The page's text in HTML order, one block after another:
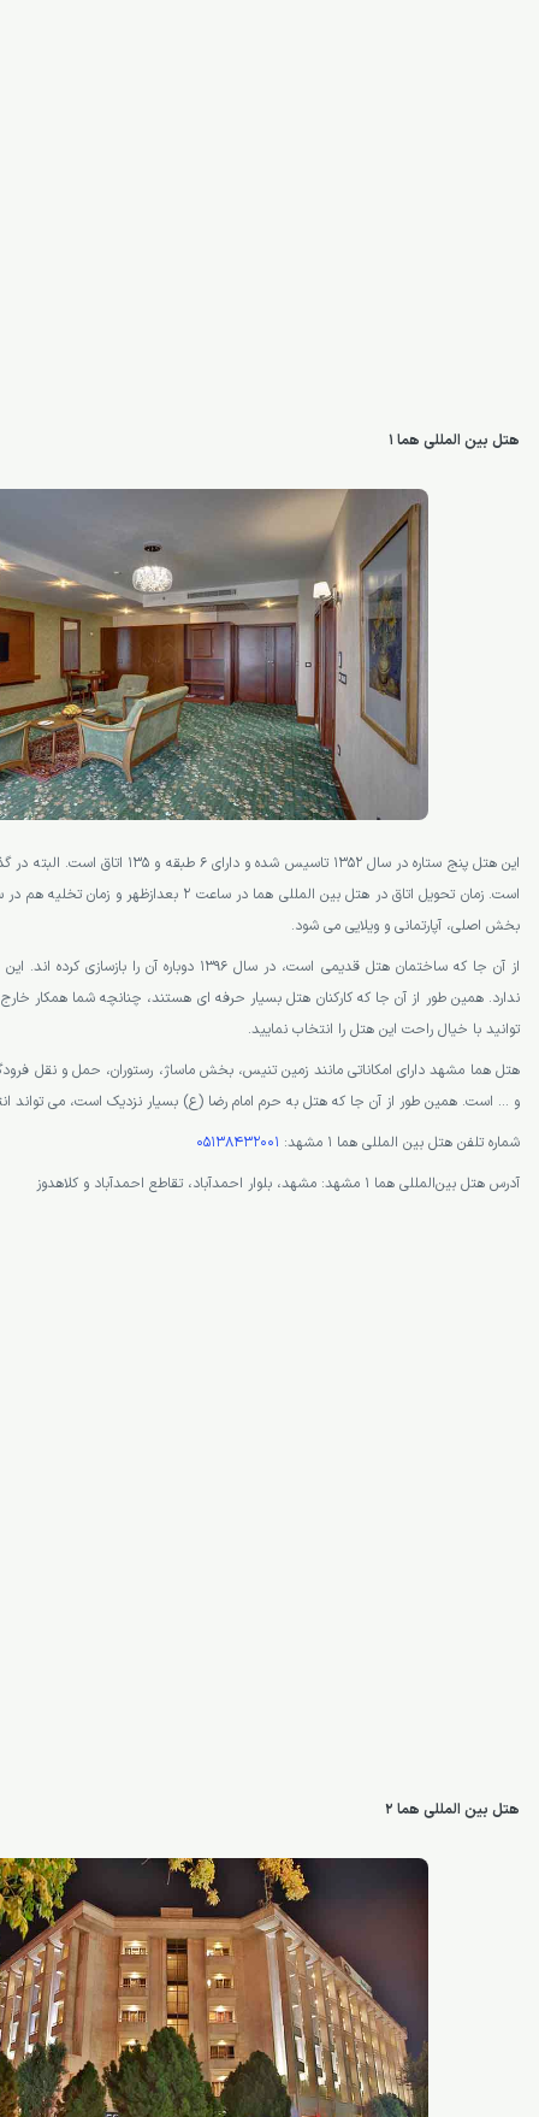
هتل بین المللی هما ۱
این هتل پنج ستاره در سال 1352 تاسیس شده
بخش اصلی، آپارتمانی و ویلایی می شود.
از آن جا که ساختمان هتل قدیمی است، در سال 1396 دوباره آن را بازسازی کرده اند. این هتل از
ندارد. همین طور از آن جا که کارکنان هتل بسیار حرفه ای هستند، چنانچه شما همکار
توانید با خیال راحت این هتل را انتخاب نمایید.
هتل هما مشهد دارای امکاناتی مانند زمین تنیس، بخش ماساژ، رستوران، حمل و نقل
و … است. همین طور از آن جا که هتل به حرم امام رضا (ع) بسیار نزدیک است، می تواند
شماره تلفن هتل بین المللی هما 1 مشهد:
05138432001
آدرس هتل بین‌المللی هما ۱ مشهد: مشهد، بلوار احمدآباد، تقاطع احمدآباد و کلاهدوز
هتل بین المللی هما ۲